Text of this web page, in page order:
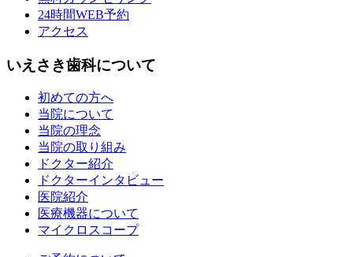
24時間WEB予約
アクセス
いえさき歯科について
初めての方へ
当院について
当院の理念
当院の取り組み
ドクター紹介
ドクターインタビュー
医院紹介
医療機器について
マイクロスコープ